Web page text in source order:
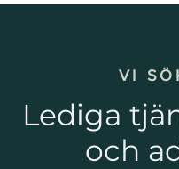
VI
Lediga
och